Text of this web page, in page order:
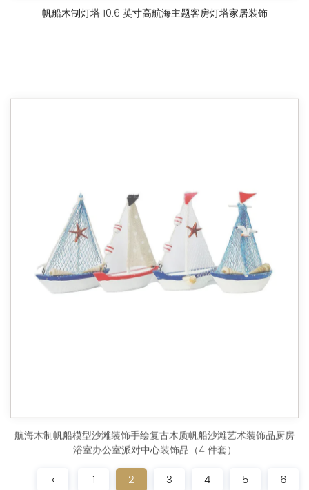
帆船木制灯塔 10.6 英寸高航海主题客房灯塔家居装饰
航海木制帆船模型沙滩装饰手绘复古木质帆船沙滩艺术装饰品厨房
浴室办公室派对中心装饰品（4 件套）
‹ 1 2 3 4 5
6